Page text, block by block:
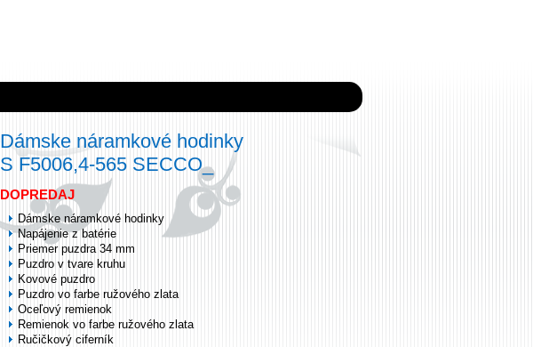
Dámske náramkové hodinky
S F5006,4-565 SECCO_
DOPREDAJ
Dámske náramkové hodinky
Napájenie z batérie
Priemer puzdra 34 mm
Puzdro v tvare kruhu
Kovové puzdro
Puzdro vo farbe ružového zlata
Oceľový remienok
Remienok vo farbe ružového zlata
Ručičkový ciferník